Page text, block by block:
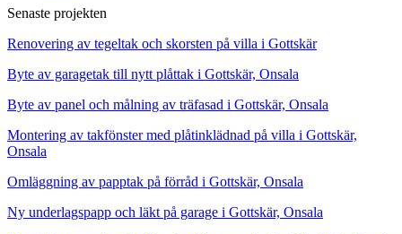
Senaste projekten
Renovering av tegeltak och skorsten på villa i Gottskär
Byte av garagetak till nytt plåttak i Gottskär, Onsala
Byte av panel och målning av träfasad i Gottskär, Onsala
Montering av takfönster med plåtinklädnad på villa i Gottskär,
Onsala
Omläggning av papptak på förråd i Gottskär, Onsala
Ny underlagspapp och läkt på garage i Gottskär, Onsala